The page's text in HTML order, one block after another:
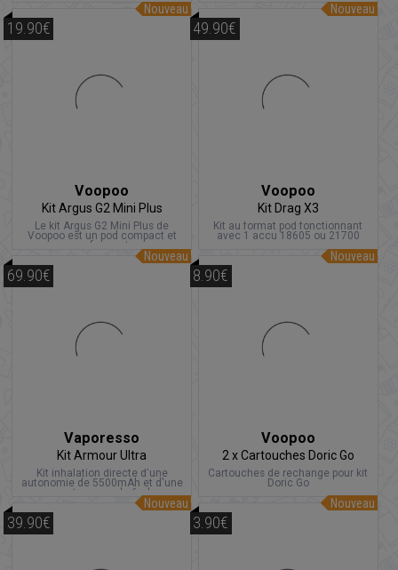
Nouveau
Voopoo
Kit Argus G2 Mini Plus
Le kit Argus G2 Mini Plus de
Voopoo est un pod compact et
performant
19.90€
Nouveau
Voopoo
Kit Drag X3
Kit au format pod fonctionnant
avec 1 accu 18605 ou 21700
49.90€
Nouveau
Vaporesso
Kit Armour Ultra
Kit inhalation directe d'une
autonomie de 5500mAh et d'une
contenance de 6ml
69.90€
Nouveau
Voopoo
2 x Cartouches Doric Go
Cartouches de rechange pour kit
Doric Go
8.90€
Nouveau
39.90€
Nouveau
3.90€